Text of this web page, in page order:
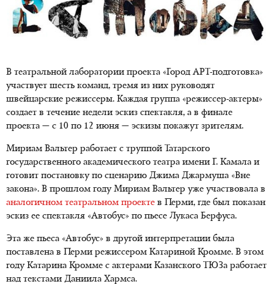
В театральной лаборатории проекта «Город АРТ-подготовка»
участвует шесть команд, тремя из них руководят
швейцарские режиссеры. Каждая группа «режиссер-актеры»
создает в течение недели эскиз спектакля, а в финале
проекта — с 10 по 12 июня — эскизы покажут зрителям.
Мириам Вальтер работает с труппой Татарского
государственного академического театра имени Г. Камала и
готовит постановку по сценарию Джима Джармуша «Вне
закона». В прошлом году Мириам Вальтер уже участвовала в
аналогичном театральном проекте в Перми, где был показан
эскиз ее спектакля «Автобус» по пьесе Лукаса Берфуса.
Эта же пьеса «Автобус» в другой интерпретации была
поставлена в Перми режиссером Катариной Кромме. В этом
году Катарина Кромме с актерами Казанского ТЮЗа работает
над текстами Даниила Хармса.